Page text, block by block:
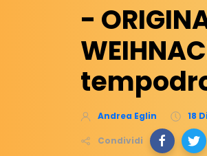
-
Andrea Eglin 18
Condividi